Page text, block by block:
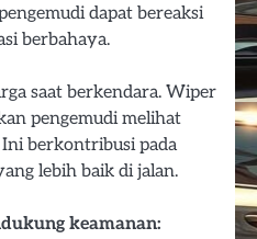
dapat bereaksi
berbahaya.
saat berkendara. Wiper
pengemudi melihat
berkontribusi pada
lebih baik di jalan.
keamanan: